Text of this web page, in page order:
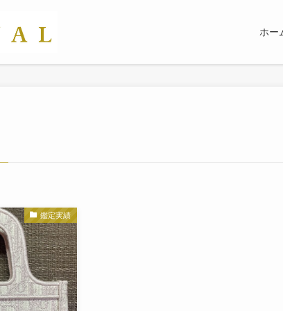
ホー
鑑定実績